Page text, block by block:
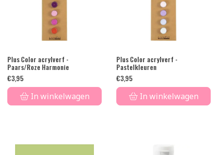
Plus Color acrylverf -
Paars/Roze Harmonie
€3,95
In winkelwagen
Plus Color acrylverf -
Pastelkleuren
€3,95
In winkelwagen